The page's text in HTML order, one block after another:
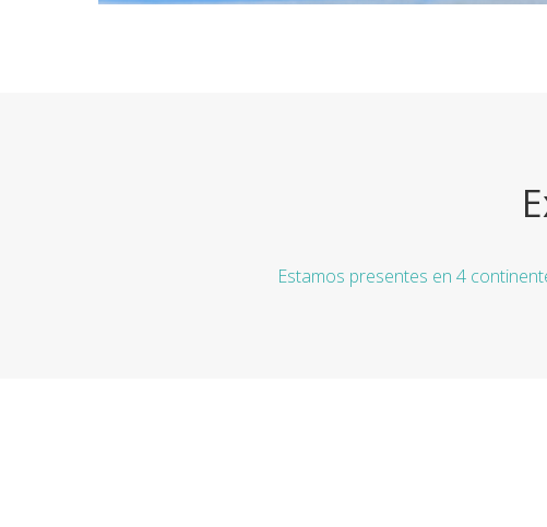
Estamos presentes en 4